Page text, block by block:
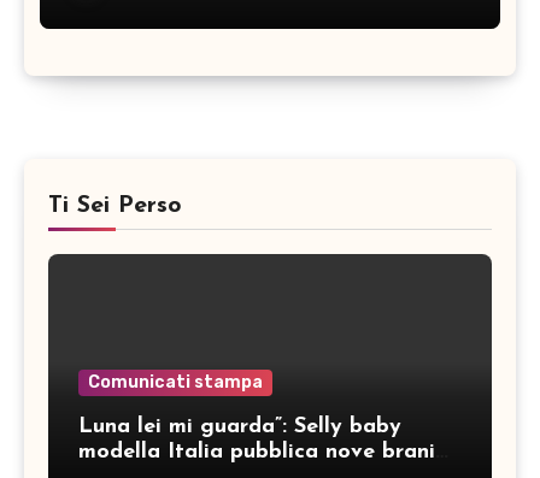
Ti Sei Perso
Comunicati stampa
Luna lei mi guarda”: Selly baby
modella Italia pubblica nove brani